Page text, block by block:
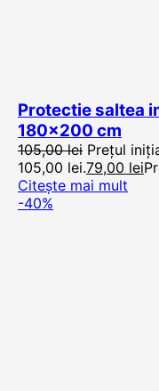
Protectie saltea
180×200 cm
105,00lei Prețul
105,00 lei.79,00 lei
Citește mai mult
-40%